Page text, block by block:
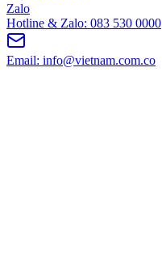
Zalo
Hotline & Zalo: 083 530 0000
Email: info@vietnam.com.co